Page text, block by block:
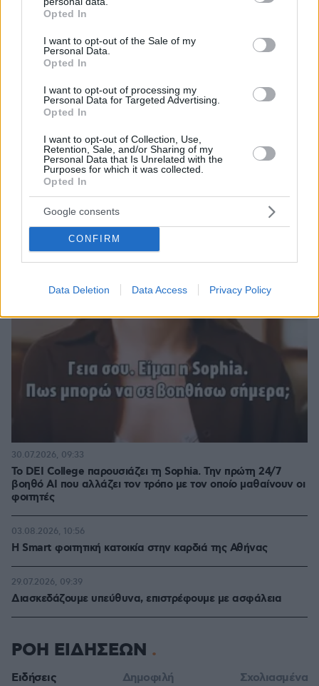
grant or deny consent to Google and its third-party tags to
use your data for below specified purposes in below Google
consent section.
Opted In
I want to opt-out of the Sale of my
Personal Data.
Opted In
I want to opt-out of processing my
Personal Data for Targeted Advertising.
Opted In
I want to opt-out of Collection, Use,
Retention, Sale, and/or Sharing of my
Personal Data that Is Unrelated with the
Purposes for which it was collected.
Opted In
Google consents
CONFIRM
Data Deletion Data Access Privacy Policy
Ζαχαράκη: Την Πέμπτη 26 Ιουνίου η βαθμολογία των
Πανελλαδικών, τέλος Ιουλίου οι βάσεις
20.06.2025, 10:30
Το DEI College παρουσιάζει τη Sophia. Την πρώτη 24/7
βοηθό AI που αλλάζει τον τρόπο με τον οποίο μαθαίνουν οι
φοιτητές
30.07.2026, 09:33
Η Smart φοιτητική κατοικία στην καρδιά της Αθήνας
03.08.2026, 10:56
Διασκεδάζουμε υπεύθυνα, επιστρέφουμε με ασφάλεια
29.07.2026, 09:39
ΡΟΗ ΕΙΔΗΣΕΩΝ
Ειδήσεις Δημοφιλή Σχολιασμένα